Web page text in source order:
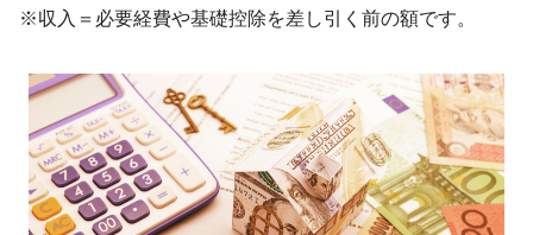
※収入＝必要経費や基礎控除を差し引く前の額です。